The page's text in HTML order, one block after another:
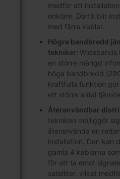
medför att
enklare. Därtill blir
med färre kablar.
Högre bandbredd
tekniker: Widebands
en större mängd
höga bandbredd
kraftfulla funktion
ett större antal
Återanvändbar
tekniken möjliggör
återanvända en
installation. Den kan
gamla 4 kablarna
för att ta emot
satelliter, vilket